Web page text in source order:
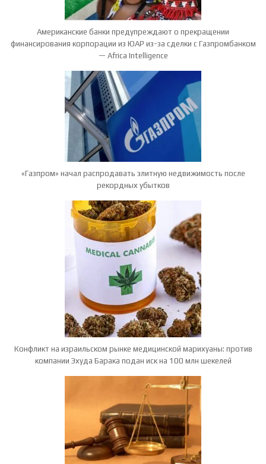
Американские банки предупреждают о прекращении
финансирования корпорации из ЮАР из-за сделки с Газпромбанком
— Africa Intelligence
«Газпром» начал распродавать элитную недвижимость после
рекордных убытков
Конфликт на израильском рынке медицинской марихуаны: против
компании Эхуда Барака подан иск на 100 млн шекелей